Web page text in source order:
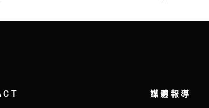
媒體報導